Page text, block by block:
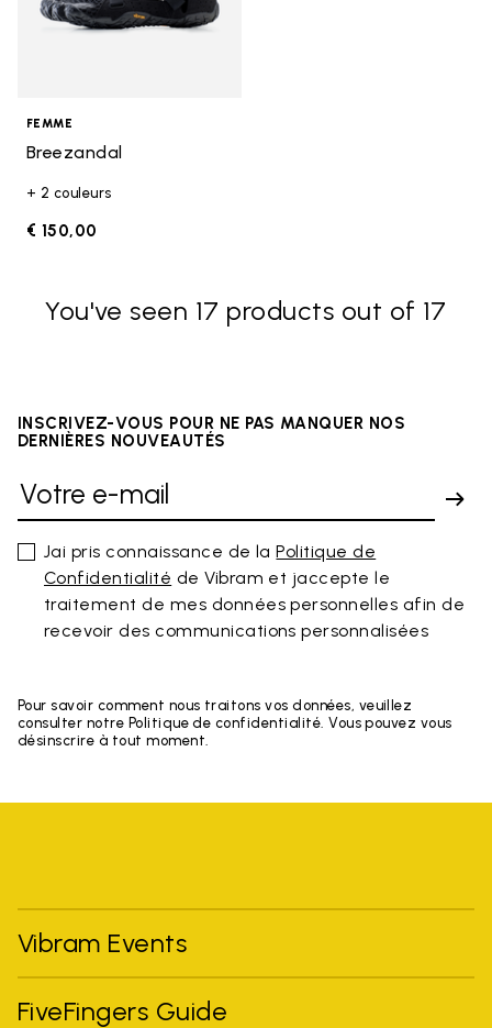
FEMME
Breezandal
+ 2 couleurs
€ 150,00
You've seen 17 products out of 17
INSCRIVEZ-VOUS POUR NE PAS MANQUER NOS
DERNIÈRES NOUVEAUTÉS
Jai pris connaissance de laPolitique de
Confidentialité de Vibram et jaccepte le
traitement de mes données personnelles afin de
recevoir des communications personnalisées
Pour savoir comment nous traitons vos données, veuillez
consulter notre Politique de confidentialité. Vous pouvez vous
désinscrire à tout moment.
Vibram Events
FiveFingers Guide